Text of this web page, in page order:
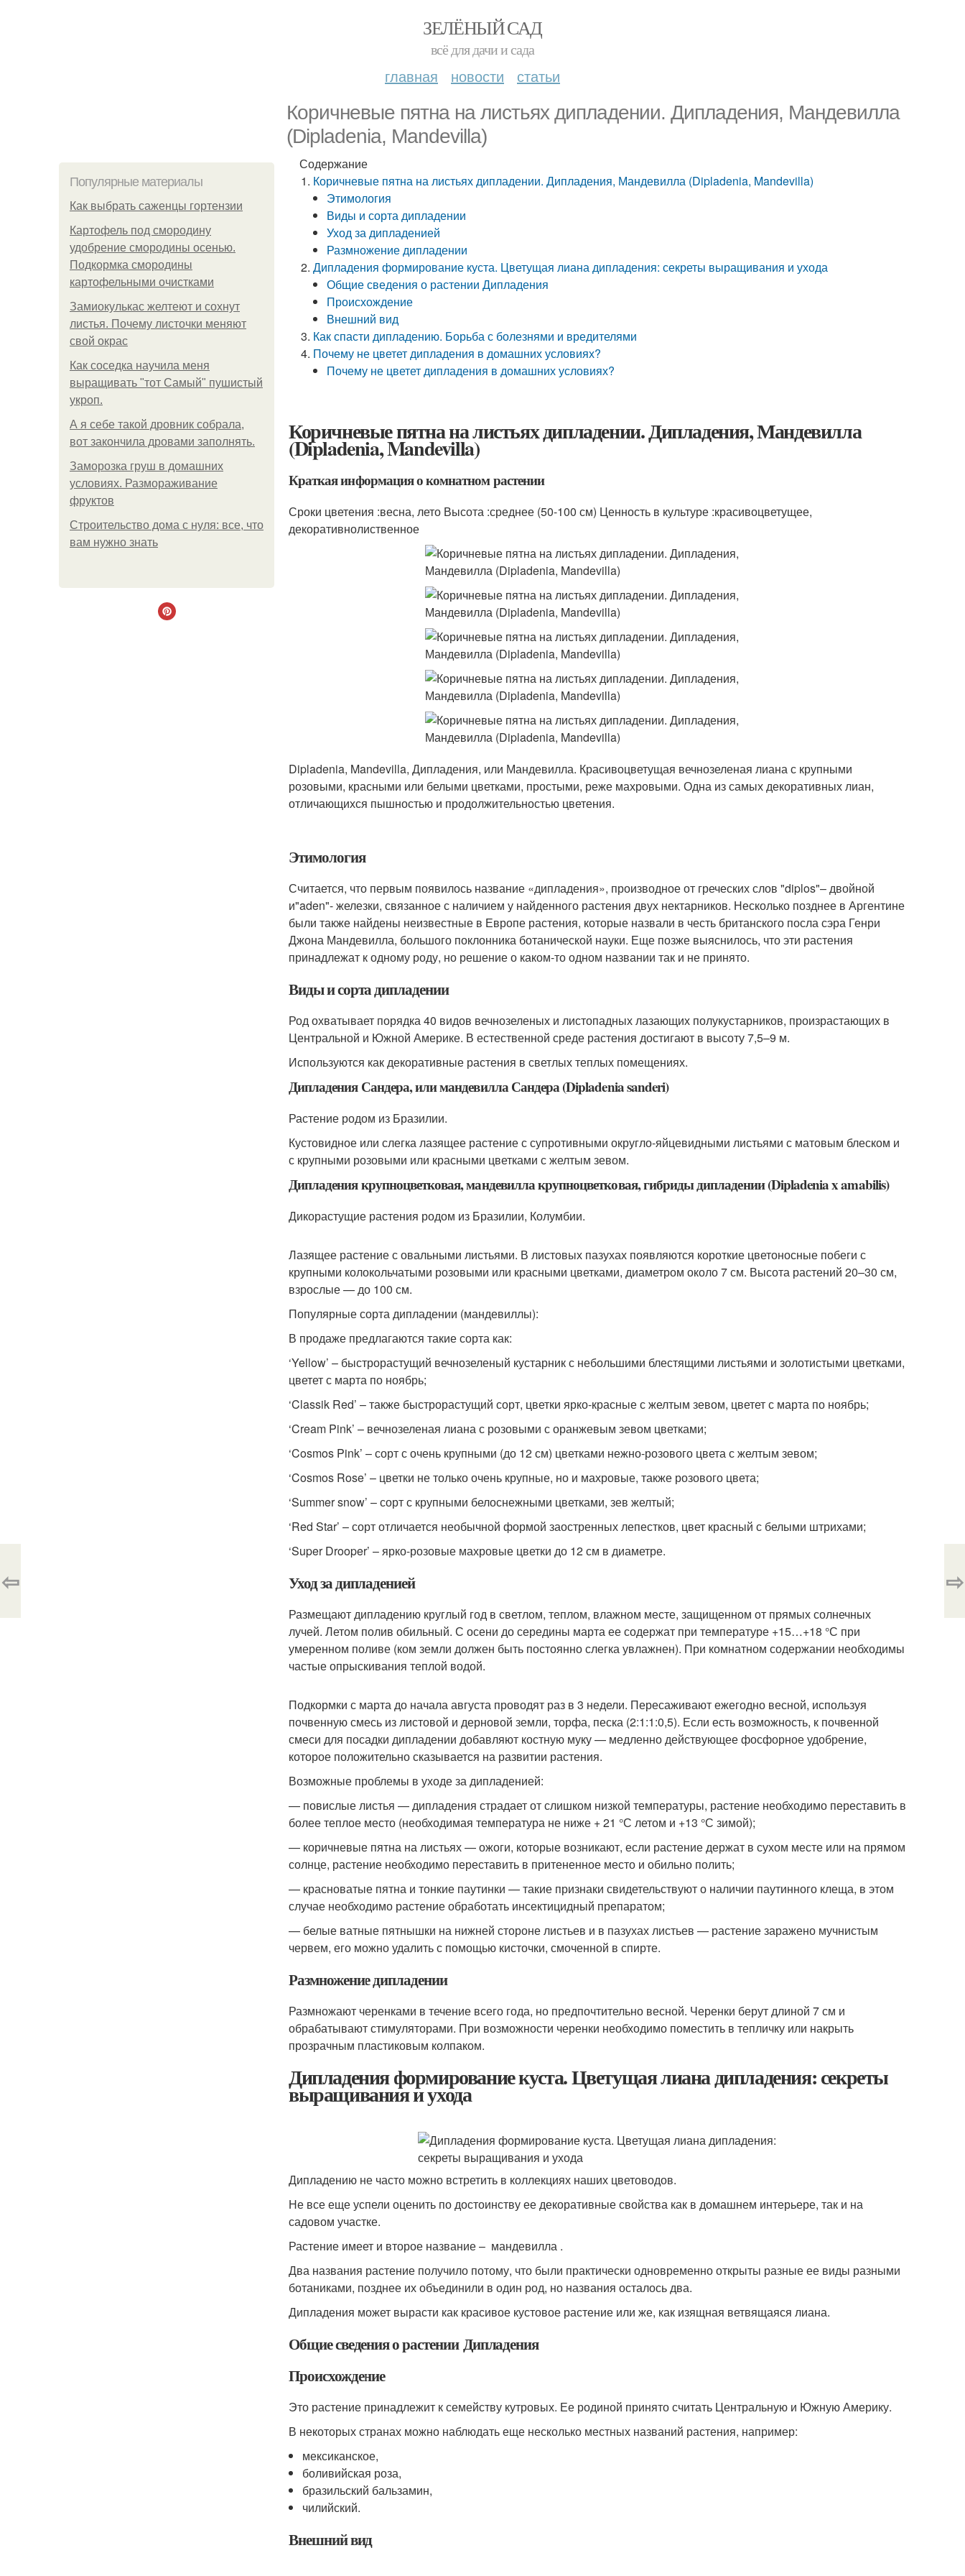
ЗЕЛЁНЫЙ САД
всё для дачи и сада
главная новости статьи
Коричневые пятна на листьях дипладении. Дипладения, Мандевилла
(Dipladenia, Mandevilla)
Популярные материалы
Как выбрать саженцы гортензии
Картофель под смородину
удобрение смородины осенью.
Подкормка смородины
картофельными очистками
Замиокулькас желтеют и сохнут
листья. Почему листочки меняют
свой окрас
Как соседка научила меня
выращивать "тот Самый" пушистый
укроп.
А я себе такой дровник собрала,
вот закончила дровами заполнять.
Заморозка груш в домашних
условиях. Размораживание
фруктов
Строительство дома с нуля: все, что
вам нужно знать
Содержание
Коричневые пятна на листьях дипладении. Дипладения, Мандевилла (Dipladenia, Mandevilla)
Этимология
Виды и сорта дипладении
Уход за дипладенией
Размножение дипладении
Дипладения формирование куста. Цветущая лиана дипладения: секреты выращивания и ухода
Общие сведения о растении Дипладения
Происхождение
Внешний вид
Как спасти дипладению. Борьба с болезнями и вредителями
Почему не цветет дипладения в домашних условиях?
Почему не цветет дипладения в домашних условиях?
Коричневые пятна на листьях дипладении. Дипладения, Мандевилла
(Dipladenia, Mandevilla)
Краткая информация о комнатном растении
Сроки цветения :весна, лето Высота :среднее (50-100 см) Ценность в культуре :красивоцветущее,
декоративнолиственное
Dipladenia, Mandevilla, Дипладения, или Мандевилла. Красивоцветущая вечнозеленая лиана с крупными
розовыми, красными или белыми цветками, простыми, реже махровыми. Одна из самых декоративных лиан,
отличающихся пышностью и продолжительностью цветения.
Этимология
Считается, что первым появилось название «дипладения», производное от греческих слов "diplos"– двойной
и"aden"- железки, связанное с наличием у найденного растения двух нектарников. Несколько позднее в Аргентине
были также найдены неизвестные в Европе растения, которые назвали в честь британского посла сэра Генри
Джона Мандевилла, большого поклонника ботанической науки. Еще позже выяснилось, что эти растения
принадлежат к одному роду, но решение о каком-то одном названии так и не принято.
Виды и сорта дипладении
Род охватывает порядка 40 видов вечнозеленых и листопадных лазающих полукустарников, произрастающих в
Центральной и Южной Америке. В естественной среде растения достигают в высоту 7,5–9 м.
Используются как декоративные растения в светлых теплых помещениях.
Дипладения Сандера, или мандевилла Сандера (Dipladenia sanderi)
Растение родом из Бразилии.
Кустовидное или слегка лазящее растение с супротивными округло-яйцевидными листьями с матовым блеском и
с крупными розовыми или красными цветками с желтым зевом.
Дипладения крупноцветковая, мандевилла крупноцветковая, гибриды дипладении (Dipladenia x amabilis)
Дикорастущие растения родом из Бразилии, Колумбии.
Лазящее растение с овальными листьями. В листовых пазухах появляются короткие цветоносные побеги с
крупными колокольчатыми розовыми или красными цветками, диаметром около 7 см. Высота растений 20–30 см,
взрослые — до 100 см.
Популярные сорта дипладении (мандевиллы):
В продаже предлагаются такие сорта как:
‘Yellow’ – быстрорастущий вечнозеленый кустарник с небольшими блестящими листьями и золотистыми цветками,
цветет с марта по ноябрь;
‘Classik Red’ – также быстрорастущий сорт, цветки ярко-красные с желтым зевом, цветет с марта по ноябрь;
‘Cream Pink’ – вечнозеленая лиана с розовыми с оранжевым зевом цветками;
‘Cosmos Pink’ – сорт с очень крупными (до 12 см) цветками нежно-розового цвета с желтым зевом;
‘Cosmos Rose’ – цветки не только очень крупные, но и махровые, также розового цвета;
‘Summer snow’ – сорт с крупными белоснежными цветками, зев желтый;
‘Red Star’ – сорт отличается необычной формой заостренных лепестков, цвет красный с белыми штрихами;
‘Super Drooper’ – ярко-розовые махровые цветки до 12 см в диаметре.
Уход за дипладенией
Размещают дипладению круглый год в светлом, теплом, влажном месте, защищенном от прямых солнечных
лучей. Летом полив обильный. С осени до середины марта ее содержат при температуре +15…+18 °С при
умеренном поливе (ком земли должен быть постоянно слегка увлажнен). При комнатном содержании необходимы
частые опрыскивания теплой водой.
Подкормки с марта до начала августа проводят раз в 3 недели. Пересаживают ежегодно весной, используя
почвенную смесь из листовой и дерновой земли, торфа, песка (2:1:1:0,5). Если есть возможность, к почвенной
смеси для посадки дипладении добавляют костную муку — медленно действующее фосфорное удобрение,
которое положительно сказывается на развитии растения.
Возможные проблемы в уходе за дипладенией:
— повислые листья — дипладения страдает от слишком низкой температуры, растение необходимо переставить в
более теплое место (необходимая температура не ниже + 21 °С летом и +13 °С зимой);
— коричневые пятна на листьях — ожоги, которые возникают, если растение держат в сухом месте или на прямом
солнце, растение необходимо переставить в притененное место и обильно полить;
— красноватые пятна и тонкие паутинки — такие признаки свидетельствуют о наличии паутинного клеща, в этом
случае необходимо растение обработать инсектицидный препаратом;
— белые ватные пятнышки на нижней стороне листьев и в пазухах листьев — растение заражено мучнистым
червем, его можно удалить с помощью кисточки, смоченной в спирте.
Размножение дипладении
Размножают черенками в течение всего года, но предпочтительно весной. Черенки берут длиной 7 см и
обрабатывают стимуляторами. При возможности черенки необходимо поместить в тепличку или накрыть
прозрачным пластиковым колпаком.
Дипладения формирование куста. Цветущая лиана дипладения: секреты
выращивания и ухода
Дипладению не часто можно встретить в коллекциях наших цветоводов.
Не все еще успели оценить по достоинству ее декоративные свойства как в домашнем интерьере, так и на
садовом участке.
Растение имеет и второе название – мандевилла .
Два названия растение получило потому, что были практически одновременно открыты разные ее виды разными
ботаниками, позднее их объединили в один род, но названия осталось два.
Дипладения может вырасти как красивое кустовое растение или же, как изящная ветвящаяся лиана.
Общие сведения о растении Дипладения
Происхождение
Это растение принадлежит к семейству кутровых. Ее родиной принято считать Центральную и Южную Америку.
В некоторых странах можно наблюдать еще несколько местных названий растения, например:
мексиканское,
боливийская роза,
бразильский бальзамин,
чилийский.
Внешний вид
⇦ ⇨